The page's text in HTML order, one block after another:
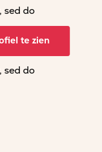
sed do
do
do
sed do
te zien